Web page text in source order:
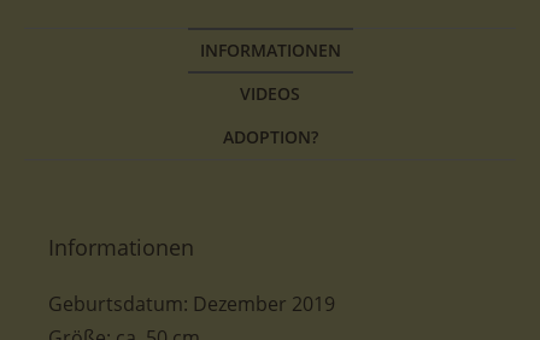
INFORMATIONEN
VIDEOS
ADOPTION?
Informationen
Geburtsdatum: Dezember 2019